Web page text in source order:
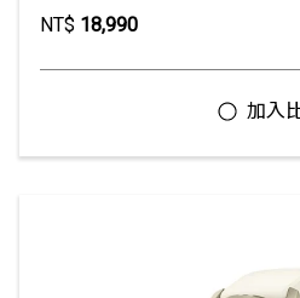
NT$ 18,990